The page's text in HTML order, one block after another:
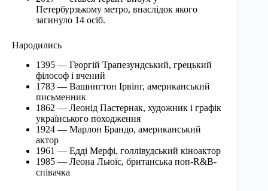
Петербурзькому метро, внаслідок якого
загинуло 14 осіб.
Народились
1395 — Георгій Трапезундський, грецький
філософ і вчений
1783 — Вашингтон Ірвінг, американський
письменник
1862 — Леонід Пастернак, художник і графік
українського походження
1924 — Марлон Брандо, американський
актор
1961 — Едді Мерфі, голлівудський кіноактор
1985 — Леона Льюїс, британська поп-R&B-
співачка